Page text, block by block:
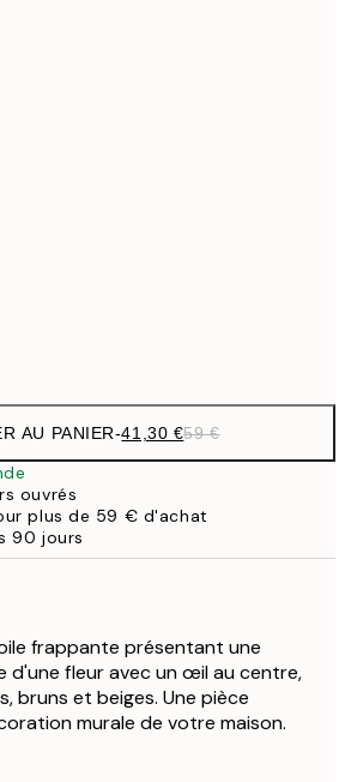
AU PANIER-41,30 €59 €
ouvrés
plus de 59 € d'achat
90 jours
frappante présentant une
d'une fleur avec un œil au centre,
bruns et beiges. Une pièce
murale de votre maison.